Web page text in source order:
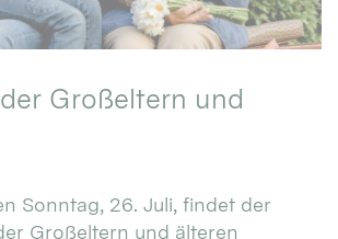
Großeltern und
Sonntag, 26. Juli, findet der
Großeltern und älteren